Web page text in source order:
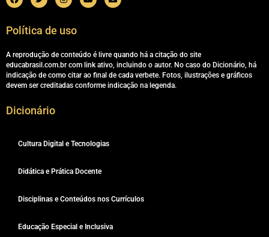
Política de uso
A reprodução de conteúdo é livre quando há a citação do site
educabrasil.com.br com link ativo, incluindo o autor. No caso do Dicionário, há
indicação de como citar ao final de cada verbete. Fotos, ilustrações e gráficos
devem ser creditadas conforme indicação na legenda.
Dicionário
Cultura Digital e Tecnologias
Didática e Prática Docente
Disciplinas e Conteúdos nos Currículos
Educação Especial e Inclusiva